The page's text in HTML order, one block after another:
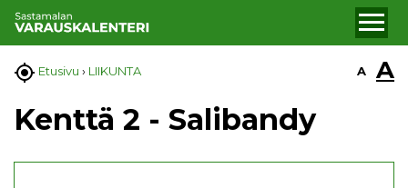
 Etusivu › LIIKUNTA A A
Kenttä 2 - Salibandy